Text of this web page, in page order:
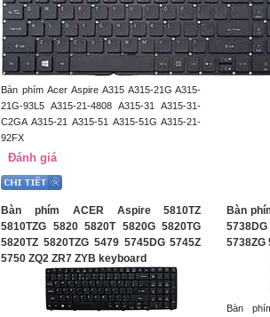
Bàn phím Acer Aspire A315 A315-21G A315-
21G-93L5 A315-21-4808 A315-31 A315-31-
C2GA A315-21 A315-51 A315-51G A315-21-
92FX
Đánh giá
Bàn phím ACER Aspire 5810TZ
5810TZG 5820 5820T 5820G 5820TG
5820TZ 5820TZG 5479 5745DG 5745Z
5750 ZQ2 ZR7 ZYB keyboard
Bàn
5738ZG
Bàn